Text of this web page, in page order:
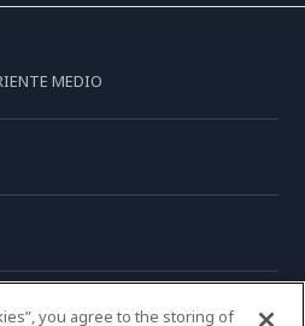
MEDIO
you agree to the storing of